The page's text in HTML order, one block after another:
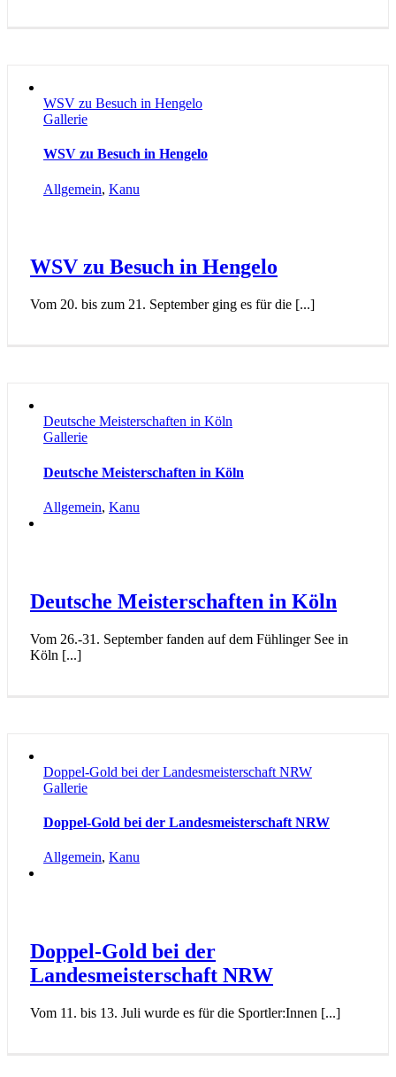
WSV zu Besuch in Hengelo
Gallerie
WSV zu Besuch in Hengelo
Allgemein, Kanu
WSV zu Besuch in Hengelo
Vom 20. bis zum 21. September ging es für die [...]
Deutsche Meisterschaften in Köln
Gallerie
Deutsche Meisterschaften in Köln
Allgemein, Kanu
Deutsche Meisterschaften in Köln
Vom 26.-31. September fanden auf dem Fühlinger See in
Köln [...]
Doppel-Gold bei der Landesmeisterschaft NRW
Gallerie
Doppel-Gold bei der Landesmeisterschaft NRW
Allgemein, Kanu
Doppel-Gold bei der
Landesmeisterschaft NRW
Vom 11. bis 13. Juli wurde es für die Sportler:Innen [...]